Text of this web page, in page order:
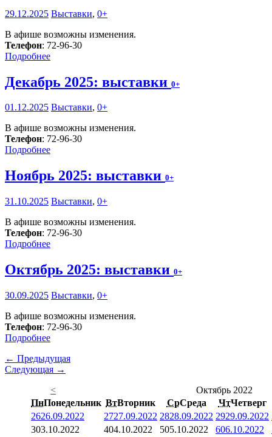
29.12.2025 Выставки, 0+
В афише возможны изменения.
Телефон: 72-96-30
Подробнее
Декабрь 2025: выставки 0+
01.12.2025 Выставки, 0+
В афише возможны изменения.
Телефон: 72-96-30
Подробнее
Ноябрь 2025: выставки 0+
31.10.2025 Выставки, 0+
В афише возможны изменения.
Телефон: 72-96-30
Подробнее
Октябрь 2025: выставки 0+
30.09.2025 Выставки, 0+
В афише возможны изменения.
Телефон: 72-96-30
Подробнее
← Предыдущая
Следующая →
<
Октябрь 2022
ПнПонедельник ВтВторник СрСреда ЧтЧетверг
2626.09.2022 2727.09.2022 2828.09.2022 2929.09.2022
303.10.2022 404.10.2022 505.10.2022 606.10.2022